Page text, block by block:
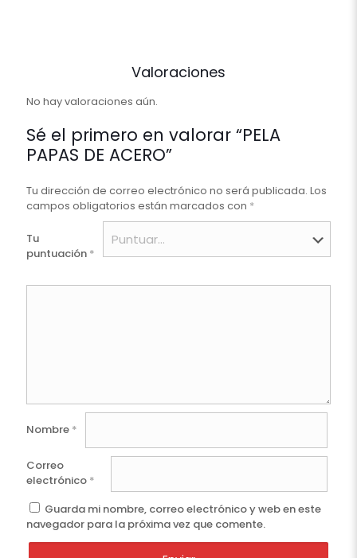
Valoraciones
No hay valoraciones aún.
Sé el primero en valorar “PELA
PAPAS DE ACERO”
Tu dirección de correo electrónico no será publicada. Los
campos obligatorios están marcados con *
Tu
puntuación *
Nombre *
Correo
electrónico *
Guarda mi nombre, correo electrónico y web en este
navegador para la próxima vez que comente.